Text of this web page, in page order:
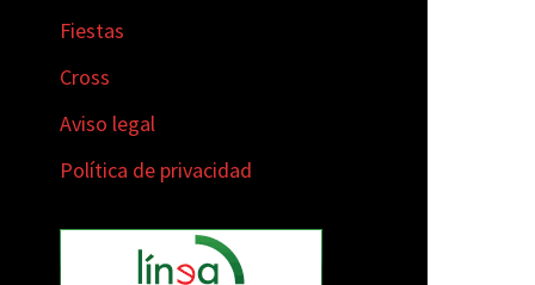
Fiestas
Cross
Aviso legal
Política de privacidad